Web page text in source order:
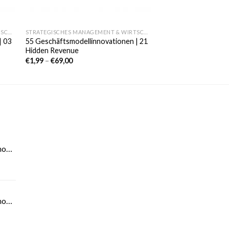
03
55 Geschäftsmodellinnovationen | 21
Hidden Revenue
€1,99– €69,00